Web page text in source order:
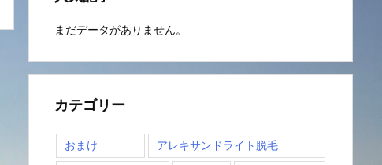
まだデータがありません。
カテゴリー
おまけ アレキサンドライト脱毛